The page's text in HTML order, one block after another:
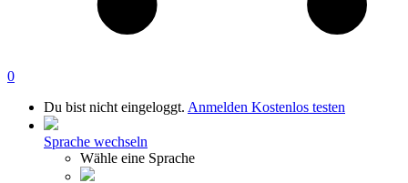
0
Du bist nicht eingeloggt. Anmelden Kostenlos testen
Sprache wechseln
Wähle eine Sprache